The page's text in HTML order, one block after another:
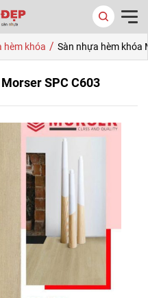
hèm khóa / Sàn nhựa hèm khóa
SPC C603